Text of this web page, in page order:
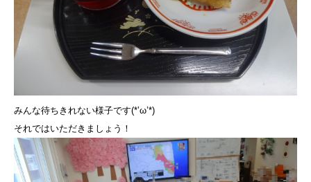
みんな待ちきれない様子です(*’ω’*)
それではいただきましょう！